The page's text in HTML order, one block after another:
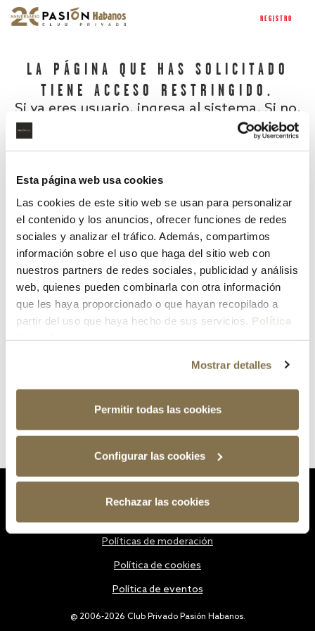
Esta página web usa cookies
Las cookies de este sitio web se usan para personalizar
el contenido y los anuncios, ofrecer funciones de redes
sociales y analizar el tráfico. Además, compartimos
información sobre el uso que haga del sitio web con
nuestros partners de redes sociales, publicidad y análisis
web, quienes pueden combinarla con otra información
que les haya proporcionado o que hayan recopilado a
partir del uso que haya hecho de sus servicios. Política
Mostrar detalles
Permitir todas las cookies
Configurar las cookies
Rechazar las cookies
REGISTRO
LA PÁGINA QUE HAS SOLICITADO
TIENE ACCESO RESTRINGIDO.
Si ya eres usuario, ingresa al sistema. Si no,
¿Has olvidado tu contraseña?
@ 2006-2026 Club Privado Pasión Habanos.
Políticas de moderación
Política de cookies
Política de eventos